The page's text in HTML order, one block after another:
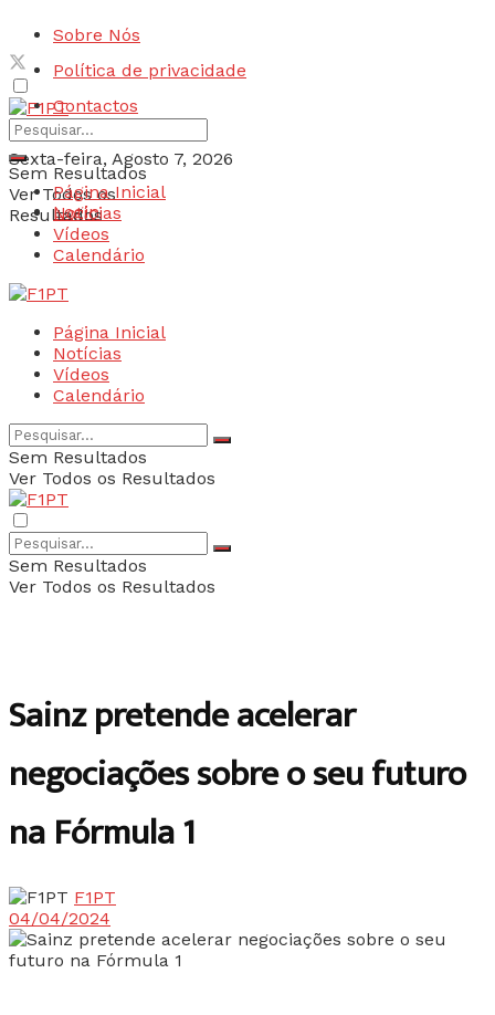
Sobre Nós
Política de privacidade
Contactos
Sexta-feira, Agosto 7, 2026
Login
Sem Resultados
Ver Todos os
Resultados
Página Inicial
Notícias
Vídeos
Calendário
Página Inicial
Notícias
Vídeos
Calendário
Sem Resultados
Ver Todos os Resultados
Sem Resultados
Ver Todos os Resultados
Sainz pretende acelerar
negociações sobre o seu futuro
na Fórmula 1
F1PT
04/04/2024